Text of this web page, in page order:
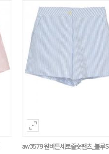
aw3579 원버튼세로줄숏팬츠_블루S